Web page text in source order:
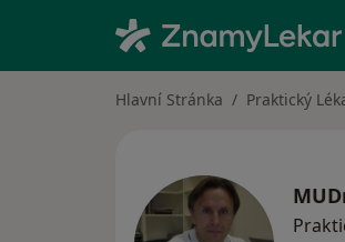
Hlavní Stránka Praktický